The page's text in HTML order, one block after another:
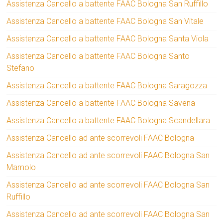
Assistenza Cancello a battente FAAC Bologna San Ruffillo
Assistenza Cancello a battente FAAC Bologna San Vitale
Assistenza Cancello a battente FAAC Bologna Santa Viola
Assistenza Cancello a battente FAAC Bologna Santo
Stefano
Assistenza Cancello a battente FAAC Bologna Saragozza
Assistenza Cancello a battente FAAC Bologna Savena
Assistenza Cancello a battente FAAC Bologna Scandellara
Assistenza Cancello ad ante scorrevoli FAAC Bologna
Assistenza Cancello ad ante scorrevoli FAAC Bologna San
Mamolo
Assistenza Cancello ad ante scorrevoli FAAC Bologna San
Ruffillo
Assistenza Cancello ad ante scorrevoli FAAC Bologna San